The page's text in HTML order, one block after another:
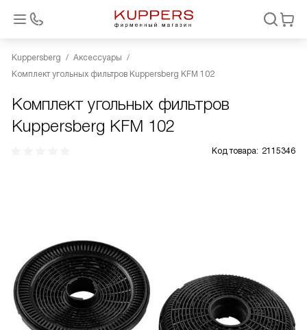
Kuppersberg
Аксессуары
Комплект угольных фильтров Kuppersberg KFM 102
Комплект угольных фильтров
Kuppersberg KFM 102
Код товара: 2115346